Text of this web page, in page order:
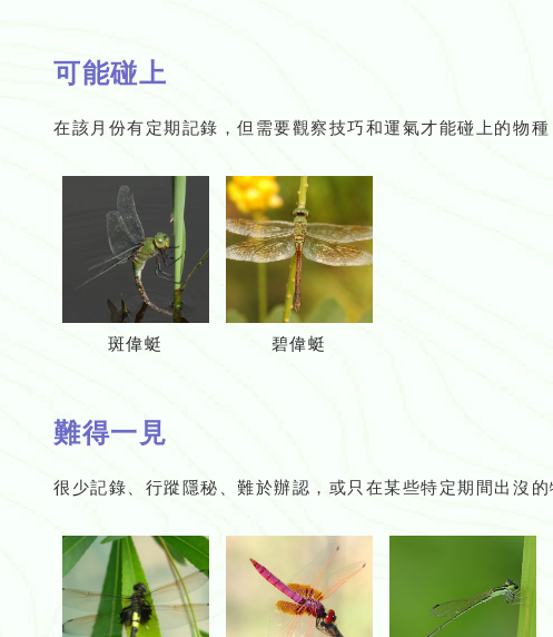
可能碰上
在該月份有定期記錄，但需要觀察技巧和運氣才能碰上的物種
斑偉蜓 碧偉蜓
難得一見
很少記錄、行蹤隱秘、難於辦認，或只在某些特定期間出沒